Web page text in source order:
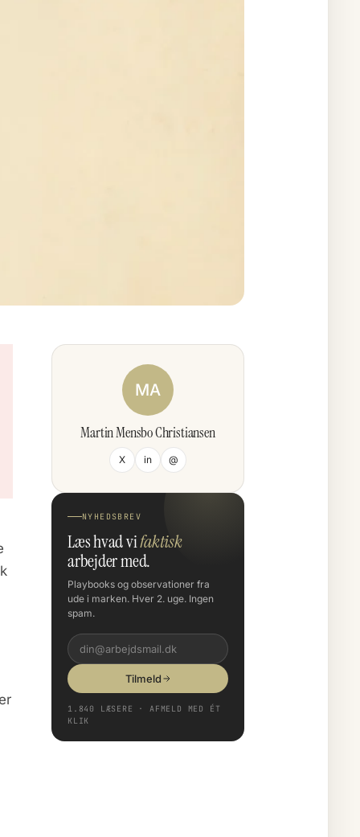
MA
Martin Mensbo Christiansen
X in @
NYHEDSBREV
Læs hvad vifaktisk
arbejder med.
Playbooks og observationer fra
ude i marken. Hver 2. uge. Ingen
spam.
Tilmeld
1.840 LÆSERE · AFMELD MED ÉT
KLIK